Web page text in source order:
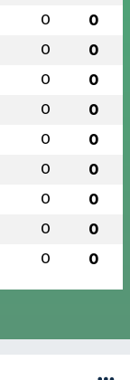
0 0
0 0
0 0
0 0
0 0
0 0
0 0
0 0
0 0